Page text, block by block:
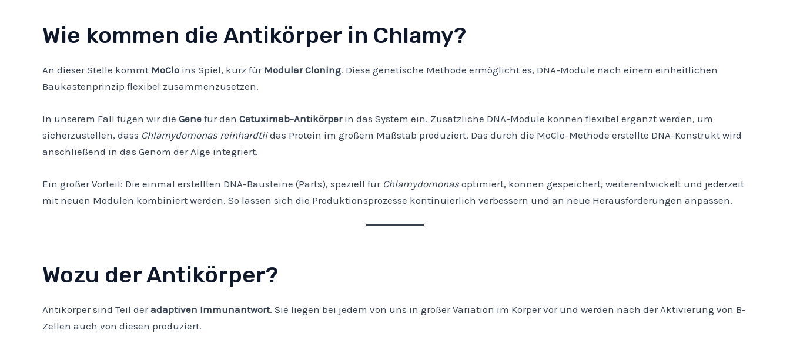
Wie kommen die Antikörper in Chlamy?
An dieser Stelle kommt MoClo ins Spiel, kurz für Modular Cloning. Diese genetische Methode ermöglicht es, DNA-Module nach einem einheitlichen
Baukastenprinzip flexibel zusammenzusetzen.
In unserem Fall fügen wir die Gene für den Cetuximab-Antikörperin das System ein. Zusätzliche DNA-Module können flexibel ergänzt werden, um
sicherzustellen, dass Chlamydomonas reinhardtiidas Protein im großem Maßstab produziert. Das durch die MoClo-Methode erstellte DNA-Konstrukt wird
anschließend in das Genom der Alge integriert.
Ein großer Vorteil: Die einmal erstellten DNA-Bausteine (Parts), speziell für Chlamydomonasoptimiert, können gespeichert, weiterentwickelt und jederzeit
mit neuen Modulen kombiniert werden. So lassen sich die Produktionsprozesse kontinuierlich verbessern und an neue Herausforderungen anpassen.
Wozu der Antikörper?
Antikörper sind Teil deradaptiven Immunantwort. Sie liegen bei jedem von uns in großer Variation im Körper vor und werden nach der Aktivierung von B-
Zellen auch von diesen produziert.